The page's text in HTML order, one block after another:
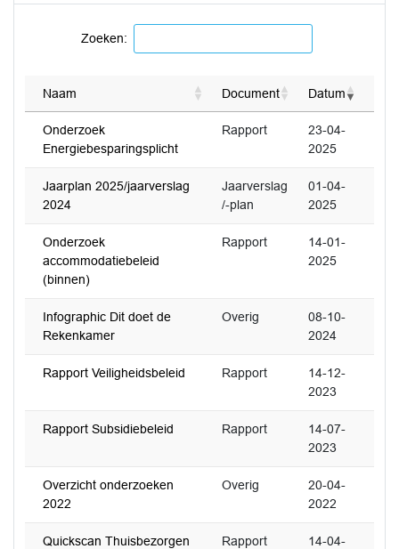
Zoeken:
Naam Document Datum
Onderzoek
Energiebesparingsplicht
Rapport
23-04-
2025
Jaarplan 2025/jaarverslag
2024
Jaarverslag
/-plan
01-04-
2025
Onderzoek
accommodatiebeleid
(binnen)
Rapport
14-01-
2025
Infographic Dit doet de
Rekenkamer
Overig
08-10-
2024
Rapport Veiligheidsbeleid Rapport
14-12-
2023
Rapport Subsidiebeleid Rapport
14-07-
2023
Overzicht onderzoeken
2022
Overig
20-04-
2022
Quickscan Thuisbezorgen
Rapport
14-04-